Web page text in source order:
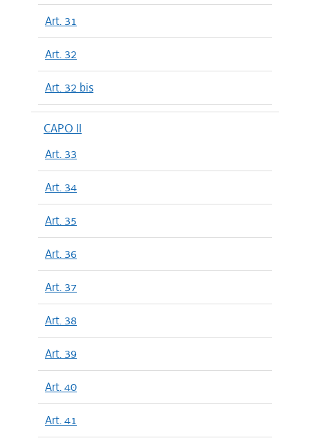
Art. 31
Art. 32
Art. 32 bis
CAPO II
Art. 33
Art. 34
Art. 35
Art. 36
Art. 37
Art. 38
Art. 39
Art. 40
Art. 41